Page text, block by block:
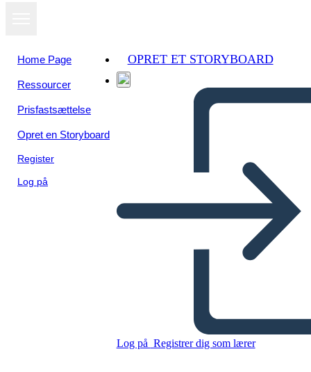
Home Page
Ressourcer
Prisfastsættelse
Opret en Storyboard
Register
Log på
OPRET ET STORYBOARD
Log på Registrer dig som lærer
Se som
diasshow